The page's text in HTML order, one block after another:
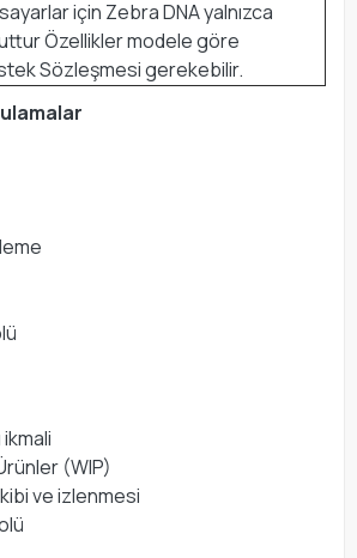
için Zebra DNA yalnızca
Özellikler modele göre
Sözleşmesi gerekebilir.
(WIP)
ve izlenmesi